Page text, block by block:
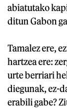
abiatutako
ditun Gabon
Tamalez ere,
hartzea ere:
urte berriari
diegunak, ez-
erabili gabe?